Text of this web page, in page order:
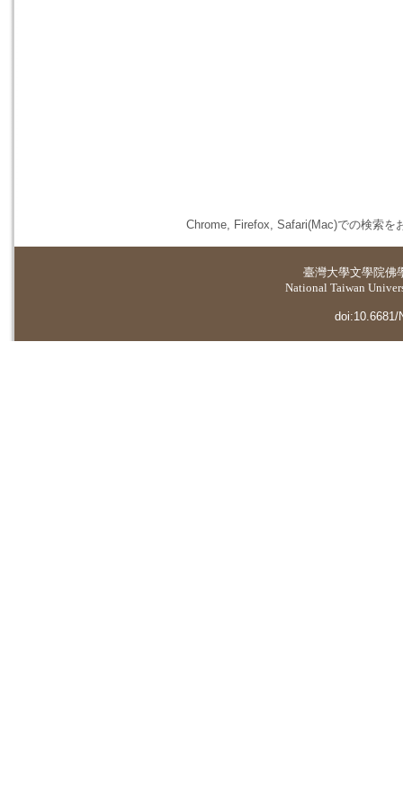
Chrome, Firefox, Safari(Mac)での検索を
臺灣大學文學院佛
National Taiwan
doi:10.6681/